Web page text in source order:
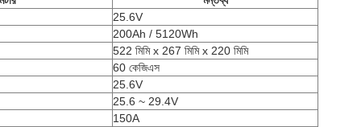
25.6V
200Ah / 5120Wh
522 মিমি x 267 মিমি x 220 মিমি
60 কেজিএস
25.6V
25.6 ~ 29.4V
150A